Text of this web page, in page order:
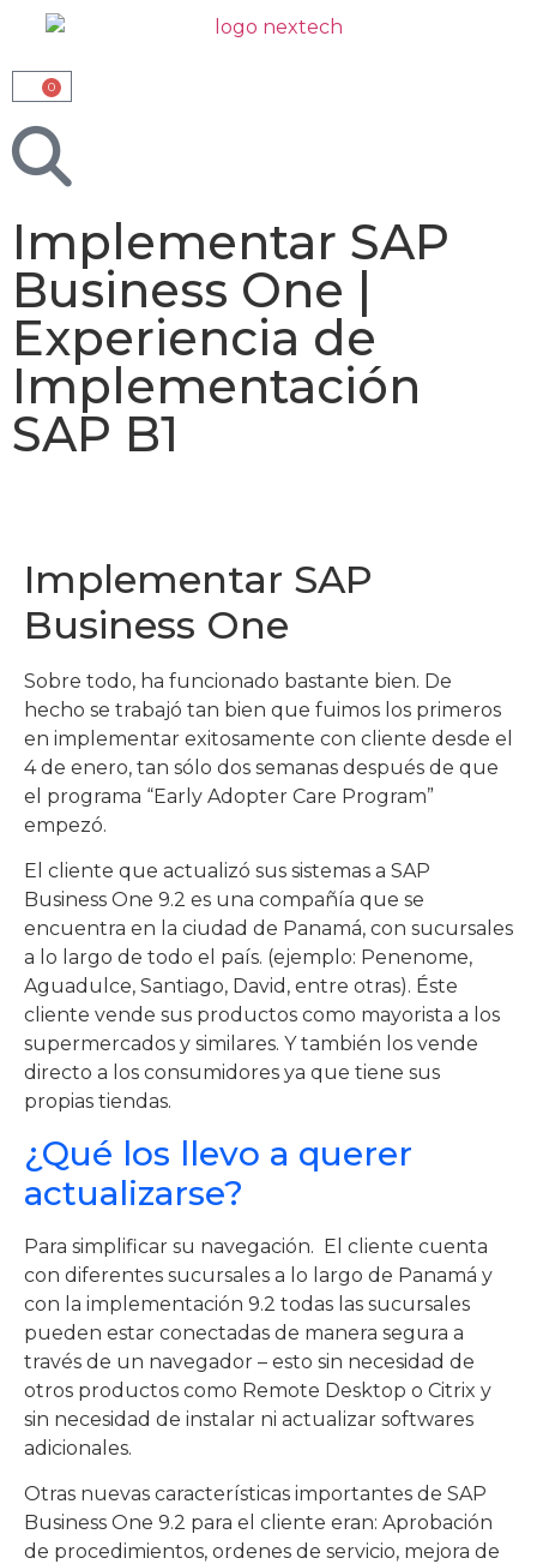
0
Implementar SAP
Business One |
Experiencia de
Implementación
SAP B1
Implementar SAP
Business One
Sobre todo, ha funcionado bastante bien. De
hecho se trabajó tan bien que fuimos los primeros
en implementar exitosamente con cliente desde el
4 de enero, tan sólo dos semanas después de que
el programa “Early Adopter Care Program”
empezó.
El cliente que actualizó sus sistemas a SAP
Business One 9.2 es una compañía que se
encuentra en la ciudad de Panamá, con sucursales
a lo largo de todo el país. (ejemplo: Penenome,
Aguadulce, Santiago, David, entre otras). Éste
cliente vende sus productos como mayorista a los
supermercados y similares. Y también los vende
directo a los consumidores ya que tiene sus
propias tiendas.
¿Qué los llevo a querer
actualizarse?
Para simplificar su navegación. El cliente cuenta
con diferentes sucursales a lo largo de Panamá y
con la implementación 9.2 todas las sucursales
pueden estar conectadas de manera segura a
través de un navegador – esto sin necesidad de
otros productos como Remote Desktop o Citrix y
sin necesidad de instalar ni actualizar softwares
adicionales.
Otras nuevas características importantes de SAP
Business One 9.2 para el cliente eran: Aprobación
de procedimientos, ordenes de servicio, mejora de